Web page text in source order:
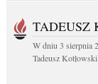
TADEUSZ
W dniu 3 sierpnia
Tadeusz